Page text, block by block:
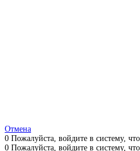
Отмена
0 Пожалуйста, войдите в систему,
0 Пожалуйста, войдите в систему,